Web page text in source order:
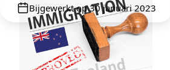
Bijgewerkt op 30 januari 2023